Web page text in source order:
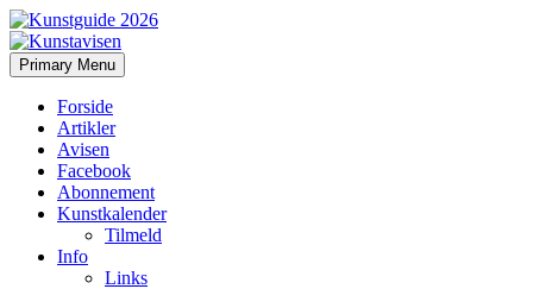
Kunstavisen
Search
Primary Menu Skip
to
Forside
Artikler
Avisen
Facebook
Abonnement
Kunstkalender
Tilmeld
Info
Links